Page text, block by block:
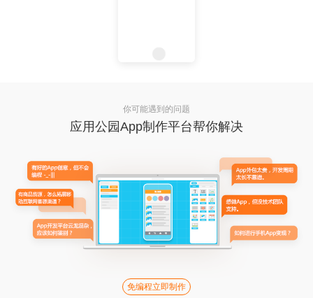
你可能遇到的问题
应用公园App制作平台帮你解决
免编程立即制作